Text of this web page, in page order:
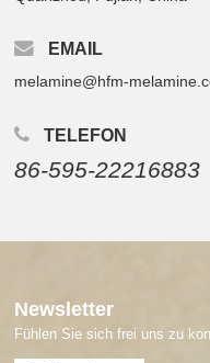
EMAIL
melamine@hfm-
TELEFON
86-595-22216883
Newsletter
Fühlen Sie sich frei uns zu